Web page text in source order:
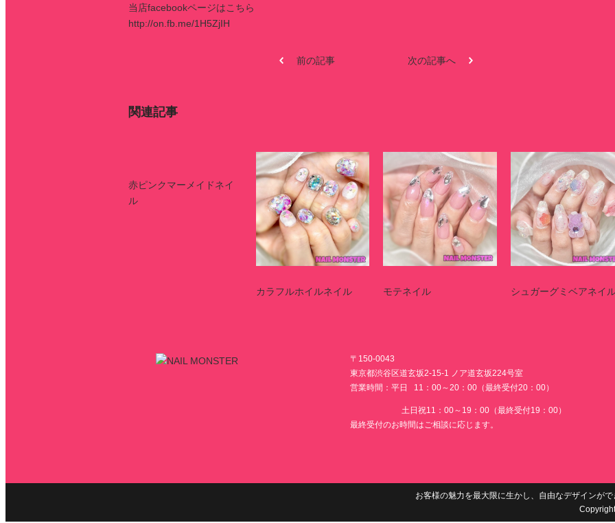
当店facebookページはこちら
http://on.fb.me/1H5ZjIH
前の記事 次の記事へ
関連記事
赤ピンクマーメイドネイ
ル
カラフルホイルネイル モテネイル シュガーグミベアネイ
〒150-0043
東京都渋谷区道玄坂2-15-1 ノア道玄坂224号室
営業時間：平日 11：00～20：00（最終受付20：00）
土日祝11：00～19：00（最終受付19：00）
最終受付のお時間はご相談に応じます。
お客様の魅力を最大限に生かし、自由なデザインが